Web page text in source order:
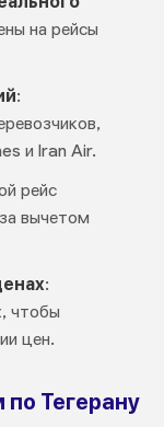
на рейсы
:
и Iran Air.
рейс
вычетом
:
чтобы
цен.
Тегерану